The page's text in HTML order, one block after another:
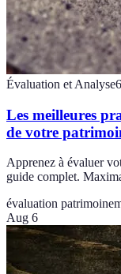
Évaluation et Analyse6
Les meilleures
de votre
Apprenez à évaluer
guide complet.
évaluation patrimoine
Aug 6